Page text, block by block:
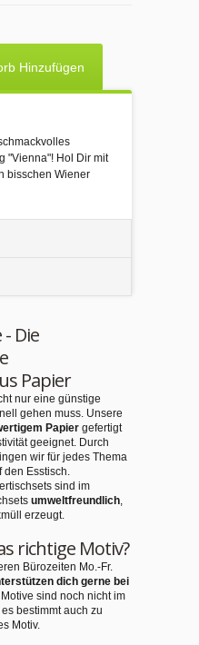
Hinzufügen
"Vienna"! Hol Dir mit
bisschen Wiener
Die
Papier
nur eine günstige
gehen muss. Unsere
Papier gefertigt
geeignet. Durch
wir für jedes Thema
den Esstisch.
sind im
umweltfreundlich,
erzeugt.
richtige Motiv?
Bürozeiten Mo.-Fr.
dich gerne bei
sind noch nicht im
bestimmt auch zu
Motiv.